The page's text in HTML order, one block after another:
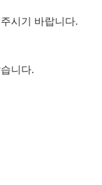
시기 바랍니다.
니다.